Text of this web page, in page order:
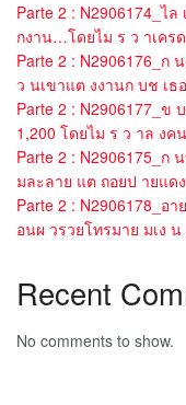
Parte 2 : N2906174_ไ
กงาน…โดยไม ร ว าเคร
Parte 2 : N2906176_ก
ว นเขาแต งงานก บช เธ
Parte 2 : N2906177_ข
1,200 โดยไม ร ว าล งค
Parte 2 : N2906175_ก
มละลาย แต ถอยป ายแด
Parte 2 : N2906178_อ
อนผ วรวยโทรมาย มเง
Recent
No comments to show.